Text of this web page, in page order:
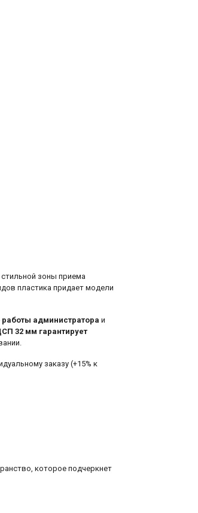
зоны приема
пластика придает модели
работы администратора и
32 мм гарантирует
заказу (+15% к
которое подчеркнет